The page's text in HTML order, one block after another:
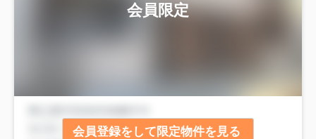
会員限定
会員登録をして限定物件を見る